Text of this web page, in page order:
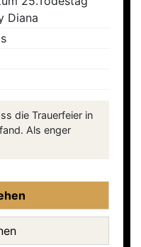
Diana
die Trauerfeier in
Als enger